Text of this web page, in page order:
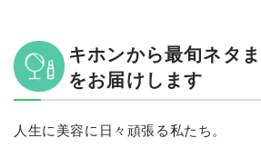
キホンから最旬ネタ
をお届けします
人生に美容に日々頑張る私たち。